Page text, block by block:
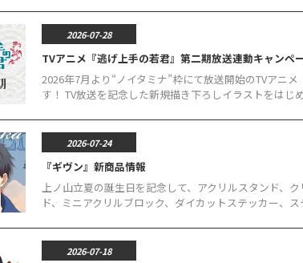
2026-07-28
TVアニメ『逃げ上手の若君』第二期放送連動キャンペ
2026年7月より“ノイタミナ”枠にて放送開始のTVアニ
す！ TV放送を記念した新規描き下ろしイラストをはじ
2026-07-24
『ギヴン』新商品情報
上ノ山立夏の誕生日を記念して、アクリルスタンド、
ド、ミニアクリルブロック、ダイカットステッカー、
2026-07-18